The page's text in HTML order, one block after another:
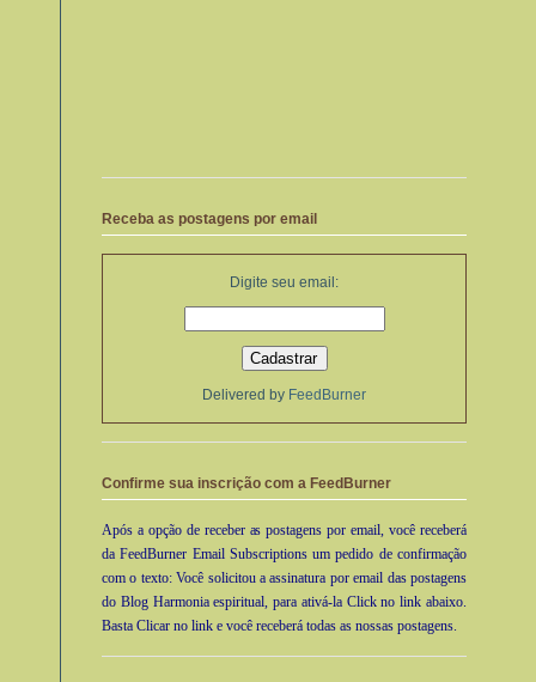
Receba as postagens por email
Digite seu email:
Delivered by FeedBurner
Confirme sua inscrição com a FeedBurner
Após a opção de receber as postagens por email, você receberá
da FeedBurner Email Subscriptions um pedido de confirmação
com o texto: Você solicitou a assinatura por email das postagens
do Blog Harmonia espiritual, para ativá-la Click no link abaixo.
Basta Clicar no link e você receberá todas as nossas postagens.